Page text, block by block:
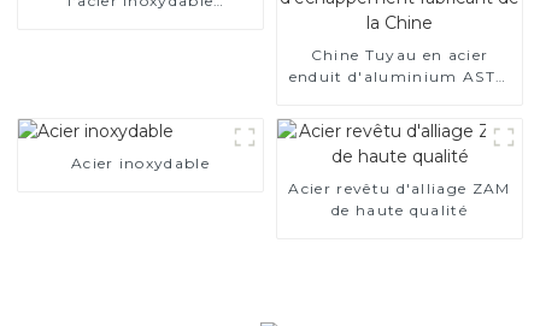
Chine Tuyau en acier
enduit d'aluminium ASTM
moteur automobile/tuyau
d'échappement fabricant
de la Chine
Acier inoxydable
Acier revêtu d'alliage ZAM
de haute qualité